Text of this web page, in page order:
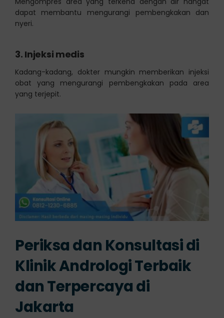
dapat membantu mengurangi pembengkakan dan
nyeri.
3. Injeksi medis
Kadang-kadang, dokter mungkin memberikan injeksi
obat yang mengurangi pembengkakan pada area
yang terjepit.
Periksa dan Konsultasi di
Klinik Andrologi Terbaik
dan Terpercaya di
Jakarta